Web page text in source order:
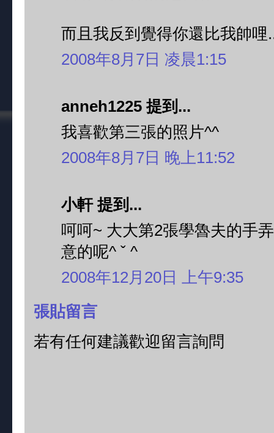
而且我反到覺得你還比我帥哩
2008年8月7日 凌晨1:15
anneh1225 提到...
我喜歡第三張的照片^^
2008年8月7日 晚上11:52
小軒 提到...
呵呵~ 大大第2張學魯夫的手
意的呢^ ˇ ^
2008年12月20日 上午9:35
張貼留言
若有任何建議歡迎留言詢問